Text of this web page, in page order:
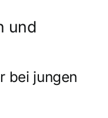
und
bei jungen